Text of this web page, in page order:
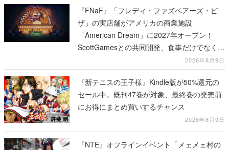
『FNaF』「フレディ・ファズベアーズ・ピ
ザ」の実店舗がアメリカの商業施設
「American Dream」に2027年オープン！
ScottGamesとの共同開発、食事だけでなくス
テージショーや没入型のホラー体験も楽しめ
る
2026年8月9日
『新テニスの王子様』Kindle版が50%還元の
セール中。既刊47巻が対象、最終巻の発売前
にお得にまとめ買いするチャンス
2026年8月9日
『NTE』オフラインイベント「メェメェ村の